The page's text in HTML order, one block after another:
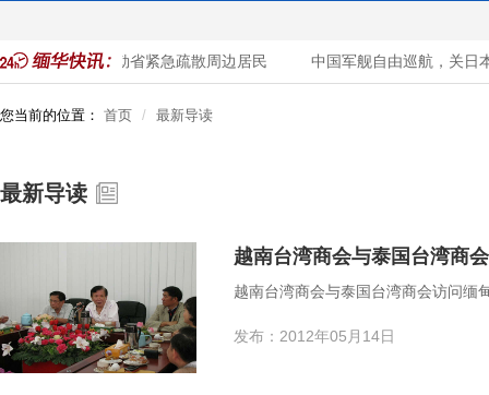
戒水位 曼德勒省紧急疏散周边居民 中国军舰自由巡航，关日本
您当前的位置： 首页 最新导读
最新导读
越南台湾商会与泰国台湾商
越南台湾商会与泰国台湾商会访问缅
发布：2012年05月14日